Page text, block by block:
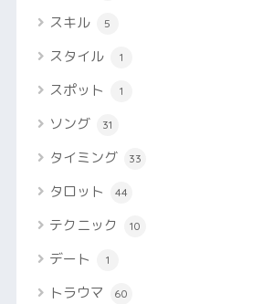
スキル 5
スタイル 1
スポット 1
ソング 31
タイミング 33
タロット 44
テクニック 10
デート 1
トラウマ 60